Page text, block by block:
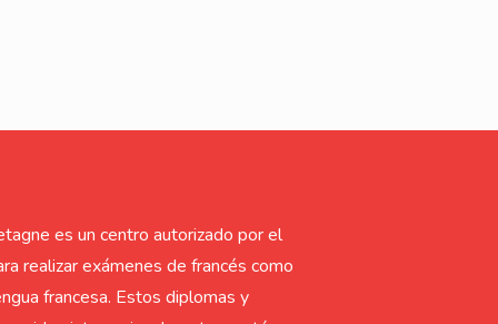
es un centro autorizado por el
realizar exámenes de francés como
francesa. Estos diplomas y